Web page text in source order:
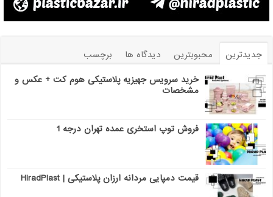
جدیدترین محبوبترین دیدگاه ها
برچسب
خرید سرویس جهیزیه پلاستیکی هوم کت + عکس و
مشخصات
فروش توپ استخری عمده تهران درجه 1
قیمت دمپایی مردانه ارزان پلاستیکی | HiradPlast